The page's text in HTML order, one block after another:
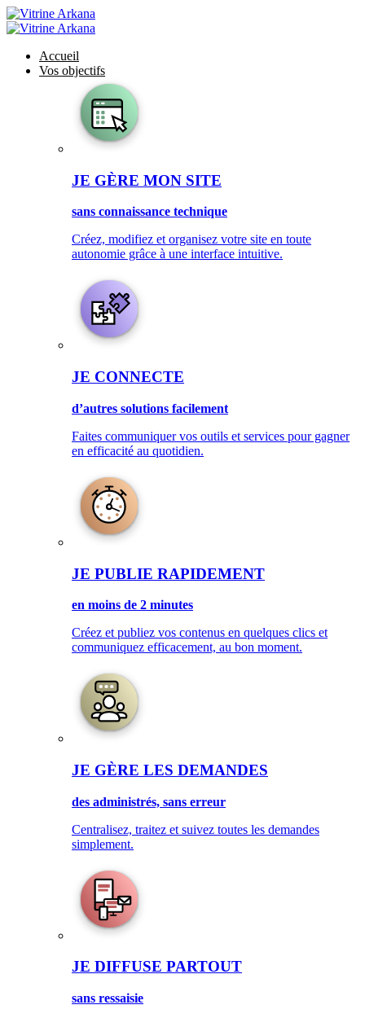
Accueil
Vos objectifs
JE GÈRE MON SITE
sans connaissance technique
Créez, modifiez et organisez votre site en toute
autonomie grâce à une interface intuitive.
JE CONNECTE
d’autres solutions facilement
Faites communiquer vos outils et services pour gagner
en efficacité au quotidien.
JE PUBLIE RAPIDEMENT
en moins de 2 minutes
Créez et publiez vos contenus en quelques clics et
communiquez efficacement, au bon moment.
JE GÈRE LES DEMANDES
des administrés, sans erreur
Centralisez, traitez et suivez toutes les demandes
simplement.
JE DIFFUSE PARTOUT
sans ressaisie